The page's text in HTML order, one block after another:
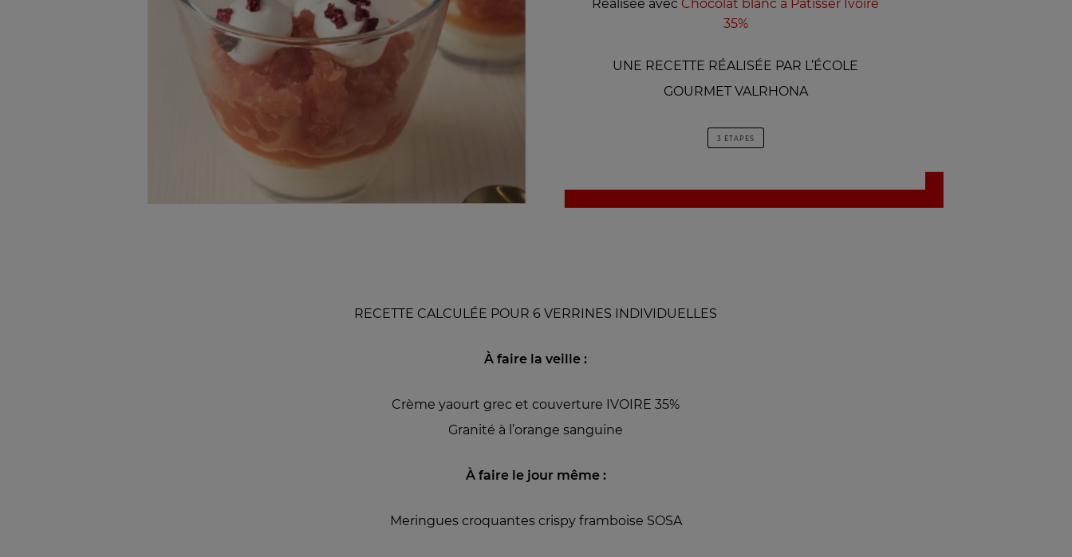
Réalisée avec Chocolat blanc à Pâtisser Ivoire
35%
UNE RECETTE RÉALISÉE PAR L’ÉCOLE
GOURMET VALRHONA
3 ÉTAPES
RECETTE CALCULÉE POUR 6 VERRINES INDIVIDUELLES
À faire la veille :
Crème yaourt grec et couverture IVOIRE 35%
Granité à l’orange sanguine
À faire le jour même :
Meringues croquantes crispy framboise SOSA